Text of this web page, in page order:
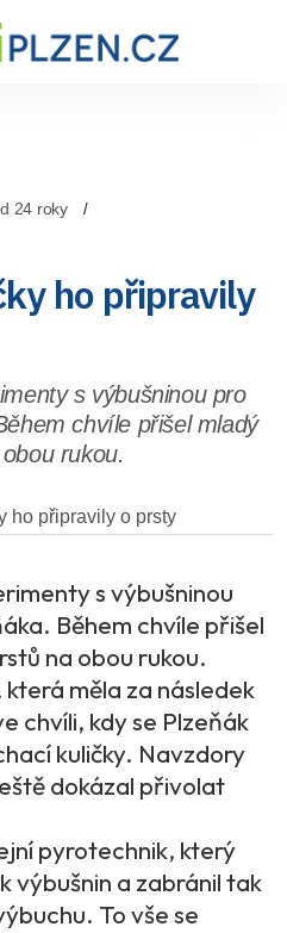
24 roky
ho připravily
s výbušninou pro
chvíle přišel mladý
rukou.
s výbušninou
Během chvíle přišel
na obou rukou.
měla za následek
chvíli, kdy se Plzeňák
kuličky. Navzdory
dokázal přivolat
pyrotechnik, který
výbušnin a zabránil tak
To vše se